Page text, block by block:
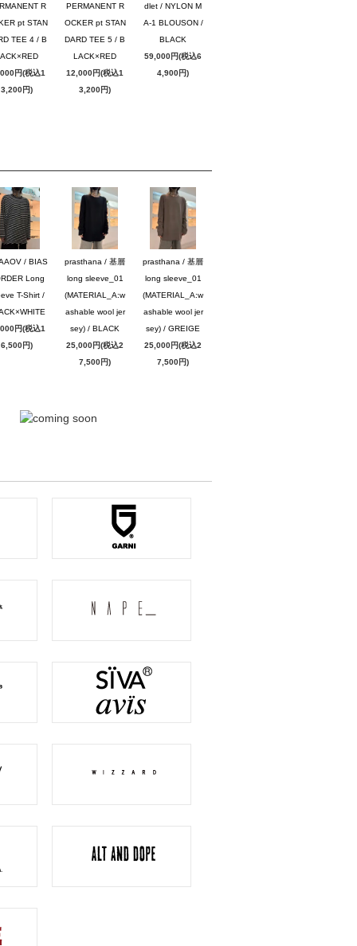
R
pt STAN
TEE 4 / B
円(税込1
3,200円)
PERMANENT R
OCKER pt STAN
DARD TEE 5 / B
LACK×RED
12,000円(税込1
3,200円)
dlet / NYLON M
A-1 BLOUSON /
BLACK
59,000円(税込6
4,900円)
/ BIAS
Long
T-Shirt /
円(税込1
6,500円)
prasthana / 基層
long sleeve_01
(MATERIAL_A:w
ashable wool jer
sey) / BLACK
25,000円(税込2
7,500円)
prasthana / 基層
long sleeve_01
(MATERIAL_A:w
ashable wool jer
sey) / GREIGE
25,000円(税込2
7,500円)